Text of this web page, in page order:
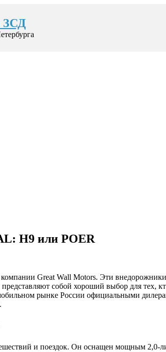
ЗСД
H9 или POER
Great Wall Motors. Эти
собой хороший выбор для тех,
рынке России официальными
и поездок. Он оснащен мощным 2,0-